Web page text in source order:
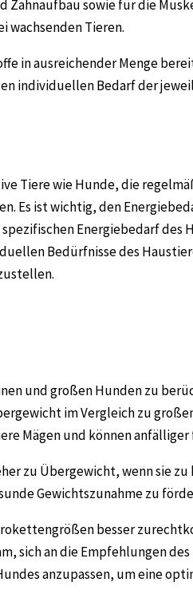
Zahnaufbau sowie für die
wachsenden Tieren.
in ausreichender Menge
individuellen Bedarf der
Tiere wie Hunde, die
Es ist wichtig, den
Energiebedarf
Bedürfnisse des
und großen Hunden zu
im Vergleich zu
Mägen und können
zu Übergewicht, wenn sie
Gewichtszunahme zu
besser
sich an die Empfehlungen
anzupassen, um eine